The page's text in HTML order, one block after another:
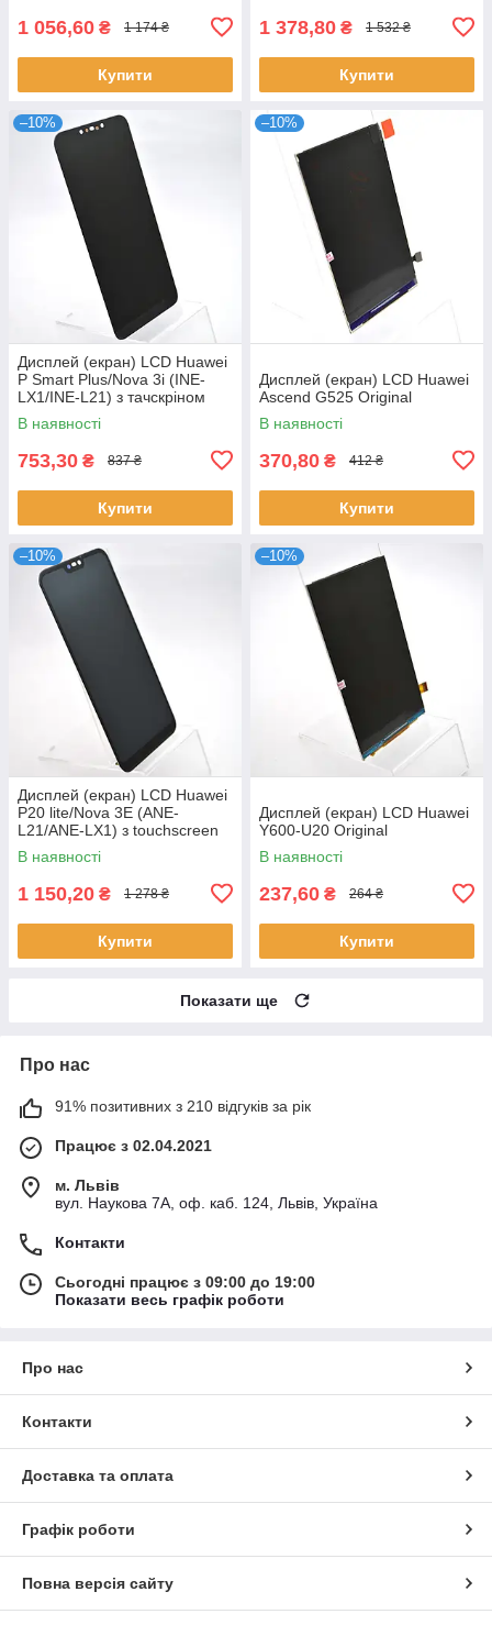
1 056,60 ₴ 1 174 ₴
Купити
1 378,80 ₴ 1 532 ₴
Купити
–10%
Дисплей (екран) LCD Huawei
P Smart Plus/Nova 3i (INE-
LX1/INE-L21) з тачскріном
Black Original
В наявності
753,30 ₴ 837 ₴
Купити
–10%
Дисплей (екран) LCD Huawei
Ascend G525 Original
В наявності
370,80 ₴ 412 ₴
Купити
–10%
Дисплей (екран) LCD Huawei
P20 lite/Nova 3E (ANE-
L21/ANE-LX1) з touchscreen
Black Original
В наявності
1 150,20 ₴ 1 278 ₴
Купити
–10%
Дисплей (екран) LCD Huawei
Y600-U20 Original
В наявності
237,60 ₴ 264 ₴
Купити
Показати ще
Про нас
91% позитивних з 210 відгуків за рік
Працює з 02.04.2021
м. Львів
вул. Наукова 7А, оф. каб. 124, Львів, Україна
Контакти
Сьогодні працює з 09:00 до 19:00
Показати весь графік роботи
Про нас
Контакти
Доставка та оплата
Графік роботи
Повна версія сайту